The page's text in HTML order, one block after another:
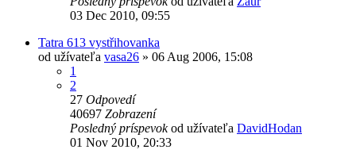
03 Dec 2010, 09:55
Tatra 613 vystřihovanka
od užívateľa vasa26 » 06 Aug 2006, 15:08
1
2
27 Odpovedí
40697 Zobrazení
Posledný príspevokod užívateľa DavidHodan
01 Nov 2010, 20:33